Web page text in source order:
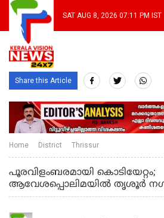
SAT AUG 8, 2026 07:11 PM IST
Share this Article
Home District Thrissur
പൂരവിളംബരമായി കൊടിയേറ്റം;
ആവേശപ്പൊലിമയിൽ തൃശൂർ